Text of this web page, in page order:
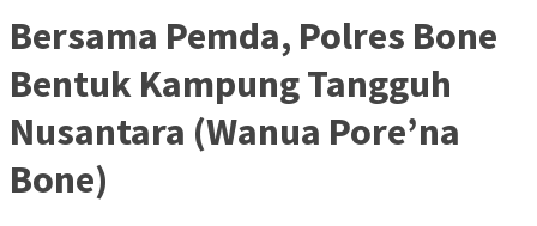
Bersama Pemda, Polres Bone
Bentuk Kampung Tangguh
Nusantara (Wanua Pore’na
Bone)